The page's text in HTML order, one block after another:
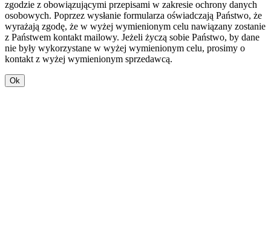
zgodzie z obowiązującymi przepisami w zakresie ochrony danych
osobowych. Poprzez wysłanie formularza oświadczają Państwo, że
wyrażają zgodę, że w wyżej wymienionym celu nawiązany zostanie
z Państwem kontakt mailowy. Jeżeli życzą sobie Państwo, by dane
nie były wykorzystane w wyżej wymienionym celu, prosimy o
kontakt z wyżej wymienionym sprzedawcą.
Ok